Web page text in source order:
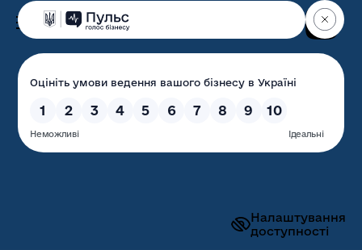
Налаштування
доступності
Волинська обласна
державна адміністрація